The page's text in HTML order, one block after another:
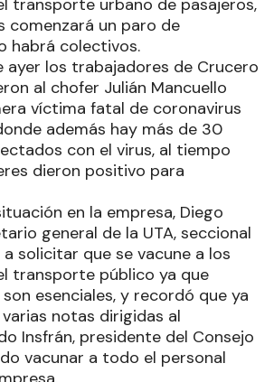
transporte urbano de pasajeros,
comenzará un paro de
habrá colectivos.
ayer los trabajadores de Crucero
al chofer Julián Mancuello
víctima fatal de coronavirus
además hay más de 30
con el virus, al tiempo
dieron positivo para
en la empresa, Diego
general de la UTA, seccional
solicitar que se vacune a los
transporte público ya que
esenciales, y recordó que ya
notas dirigidas al
Insfrán, presidente del Consejo
vacunar a todo el personal